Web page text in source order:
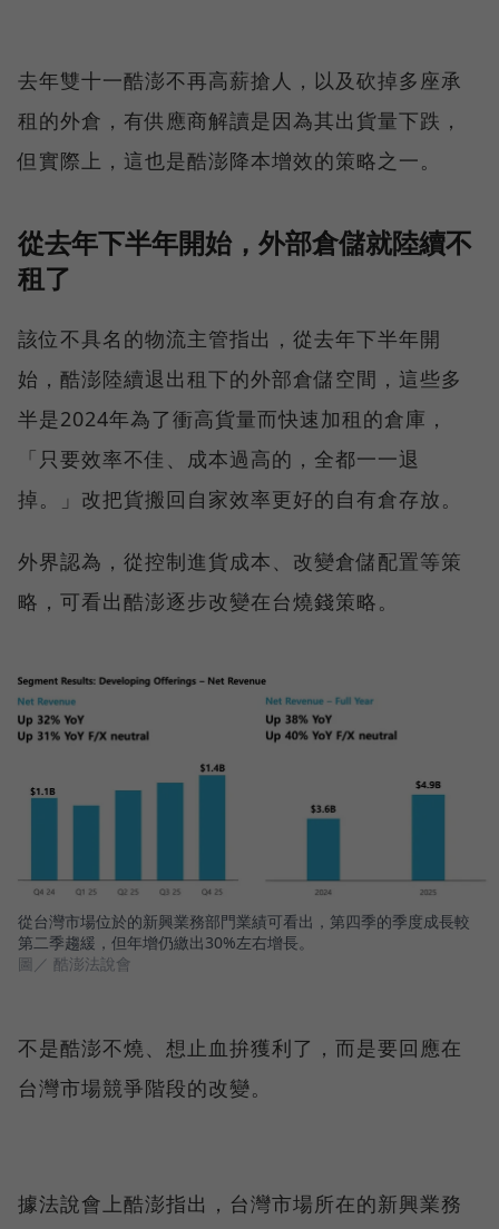
去年雙十一酷澎不再高薪搶人，以及砍掉多座承
租的外倉，有供應商解讀是因為其出貨量下跌，
但實際上，這也是酷澎降本增效的策略之一。
從去年下半年開始，外部倉儲就陸續不
租了
該位不具名的物流主管指出，從去年下半年開
始，酷澎陸續退出租下的外部倉儲空間，這些多
半是2024年為了衝高貨量而快速加租的倉庫，
「只要效率不佳、成本過高的，全都一一退
掉。」改把貨搬回自家效率更好的自有倉存放。
外界認為，從控制進貨成本、改變倉儲配置等策
略，可看出酷澎逐步改變在台燒錢策略。
從台灣市場位於的新興業務部門業績可看出，第四季的季度成長較
第二季趨緩，但年增仍繳出30%左右增長。
圖／ 酷澎法說會
不是酷澎不燒、想止血拚獲利了，而是要回應在
台灣市場競爭階段的改變。
據法說會上酷澎指出，台灣市場所在的新興業務